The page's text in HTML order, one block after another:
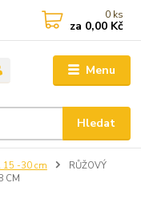
Menu
Hledat
0 ks
za 0,00 Kč
15 -30 cm
RŮŽOVÝ
CM